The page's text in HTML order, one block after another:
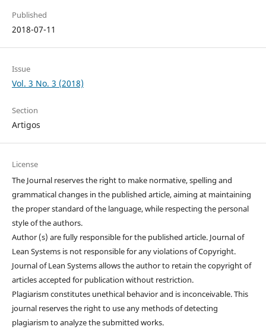
Published
2018-07-11
Issue
Vol. 3 No. 3 (2018)
Section
Artigos
License
The Journal reserves the right to make normative, spelling and
grammatical changes in the published article, aiming at maintaining
the proper standard of the language, while respecting the personal
style of the authors.
Author (s) are fully responsible for the published article. Journal of
Lean Systems is not responsible for any violations of Copyright.
Journal of Lean Systems allows the author to retain the copyright of
articles accepted for publication without restriction.
Plagiarism constitutes unethical behavior and is inconceivable. This
journal reserves the right to use any methods of detecting
plagiarism to analyze the submitted works.